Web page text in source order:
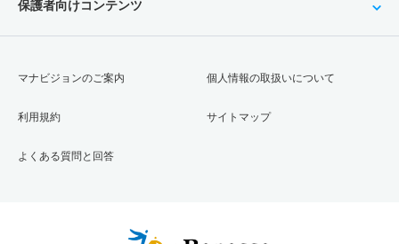
保護者向けコンテンツ
マナビジョンのご案内
利用規約
よくある質問と回答
個人情報の取扱いについて
サイトマップ